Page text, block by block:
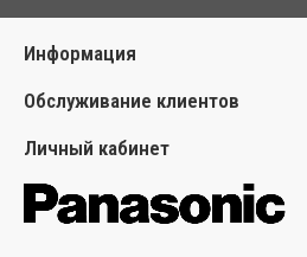
Информация
Обслуживание клиентов
Личный кабинет